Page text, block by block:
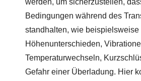
werden, um sicherzustellen,
Bedingungen während des
standhalten, wie beispielsweise
Höhenunterschieden,
Temperaturwechseln,
Gefahr einer Überladung. Hier